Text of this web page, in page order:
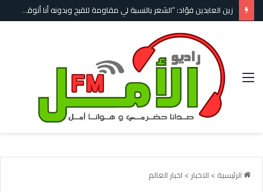
زين العابدين فؤاد: “الشعر بالنسبة لي مقاومة للقبح وبدونه أنا أتوقف عن الحياة”
القائمة
الرئيسية > الاخبار > اخبار العالم